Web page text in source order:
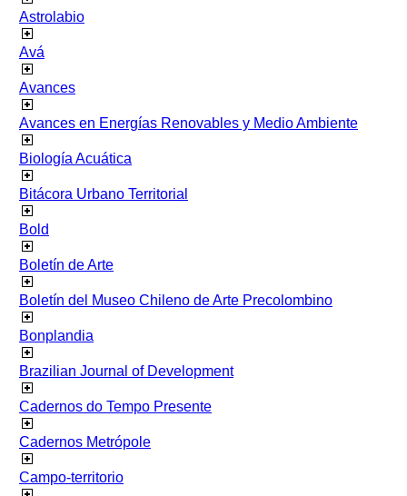
Astrolabio
Avá
Avances
Avances en Energías Renovables y Medio Ambiente
Biología Acuática
Bitácora Urbano Territorial
Bold
Boletín de Arte
Boletín del Museo Chileno de Arte Precolombino
Bonplandia
Brazilian Journal of Development
Cadernos do Tempo Presente
Cadernos Metrópole
Campo-territorio